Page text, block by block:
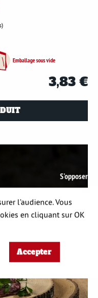
Emballage sous vide
3,83 €
l’audience. Vous
en cliquant sur OK
Accepter
S'opposer